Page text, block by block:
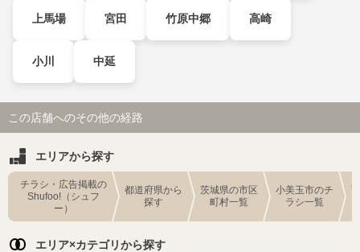
上馬場 宮田 竹原中郷 高崎
小川 中延
この店舗へのその他の経路
エリアから探す
チラシ・広告掲載の
Shufoo!（シュフ
ー）
都道府県から
探す
茨城県の市区
町村一覧
小美玉市のチ
ラシ一覧
エリア×カテゴリから探す